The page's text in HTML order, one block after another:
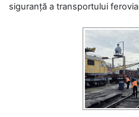
siguranță a transportului